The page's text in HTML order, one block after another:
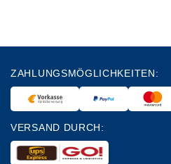
ZAHLUNGSMÖGLICHKEITEN:
VERSAND DURCH: